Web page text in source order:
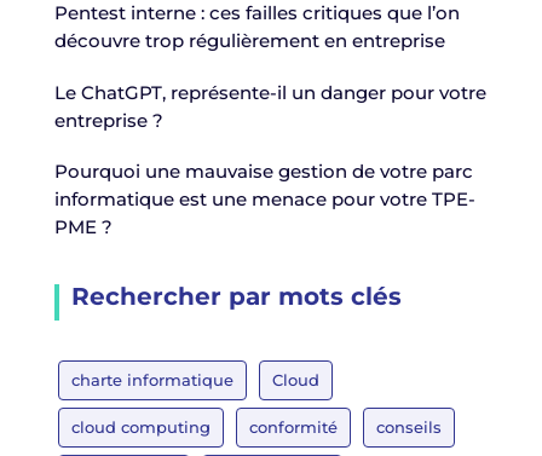
Pentest interne : ces failles critiques que l’on
découvre trop régulièrement en entreprise
Le ChatGPT, représente-il un danger pour votre
entreprise ?
Pourquoi une mauvaise gestion de votre parc
informatique est une menace pour votre TPE-
PME ?
Rechercher par mots clés
charte informatique Cloud
cloud computing conformité conseils